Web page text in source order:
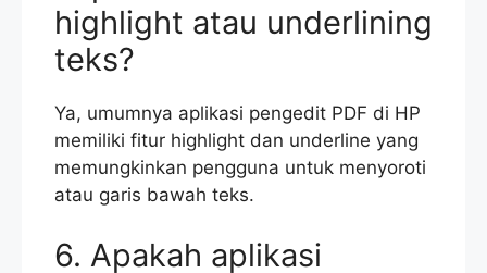
highlight atau underlining
teks?
Ya, umumnya aplikasi pengedit PDF di HP
memiliki fitur highlight dan underline yang
memungkinkan pengguna untuk menyoroti
atau garis bawah teks.
6. Apakah aplikasi